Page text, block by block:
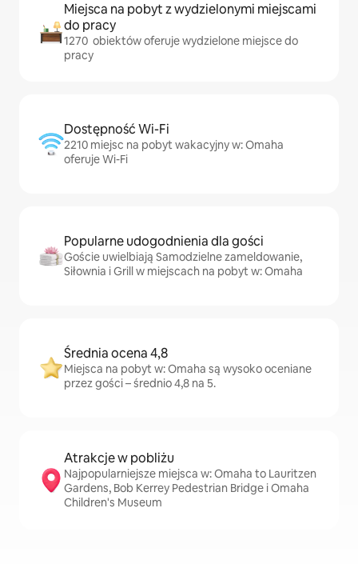
Miejsca na pobyt z wydzielonymi miejscami
do pracy
1270 obiektów oferuje wydzielone miejsce do
pracy
Dostępność Wi-Fi
2210 miejsc na pobyt wakacyjny w: Omaha
oferuje Wi-Fi
Popularne udogodnienia dla gości
Goście uwielbiają Samodzielne zameldowanie,
Siłownia i Grill w miejscach na pobyt w: Omaha
Średnia ocena 4,8
Miejsca na pobyt w: Omaha są wysoko oceniane
przez gości – średnio 4,8 na 5.
Atrakcje w pobliżu
Najpopularniejsze miejsca w: Omaha to Lauritzen
Gardens, Bob Kerrey Pedestrian Bridge i Omaha
Children's Museum